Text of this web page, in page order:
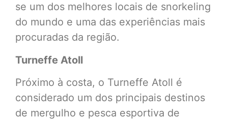
se um dos melhores locais de snorkeling
do mundo e uma das experiências mais
procuradas da região.
Turneffe Atoll
Próximo à costa, o Turneffe Atoll é
considerado um dos principais destinos
de mergulho e pesca esportiva de